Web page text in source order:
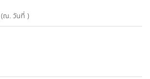
(ณ. วันที่ )